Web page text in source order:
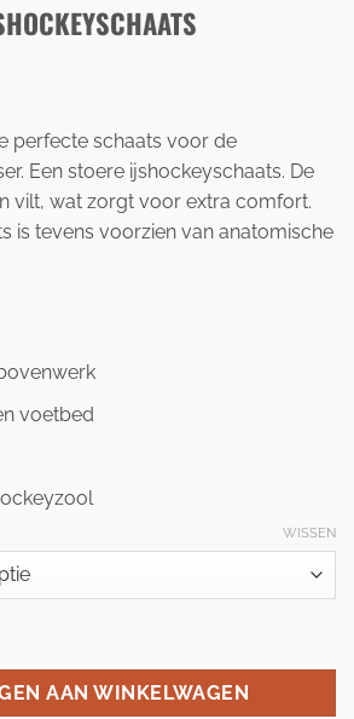
perfecte schaats voor de
Een stoere ijshockeyschaats. De
vilt, wat zorgt voor extra comfort.
is tevens voorzien van anatomische
voetbed
WISSEN
AAN WINKELWAGEN